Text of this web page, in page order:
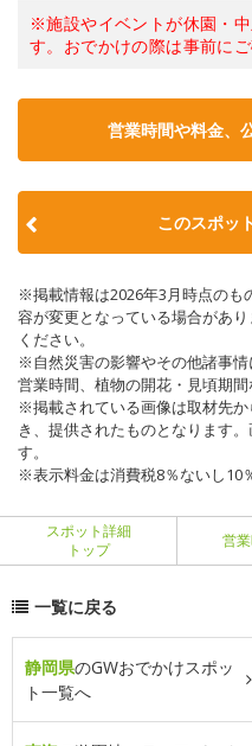
※施設やイベントが休園・
す。おでかけの際は事前にご
営業時間や料金、
このスポッ
※掲載情報は2026年3月時点のも
容が変更となっている場合があ
ください。
※自然災害の影響やその他諸事
営業時間、植物の開花・見頃期
※掲載されている画像は取材先
き、提供されたものとなります
す。
※表示料金は消費税8％ないし10
スポット詳細
トップ
営
一覧に戻る
静岡県のGWおでかけスポッ
ト一覧へ